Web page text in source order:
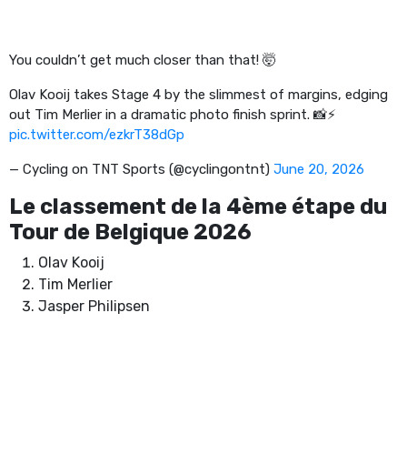
You couldn’t get much closer than that! 🤯
Olav Kooij takes Stage 4 by the slimmest of margins, edging
out Tim Merlier in a dramatic photo finish sprint. 📸⚡
pic.twitter.com/ezkrT38dGp
— Cycling on TNT Sports (@cyclingontnt) June 20, 2026
Le classement de la 4ème étape du
Tour de Belgique 2026
Olav Kooij
Tim Merlier
Jasper Philipsen